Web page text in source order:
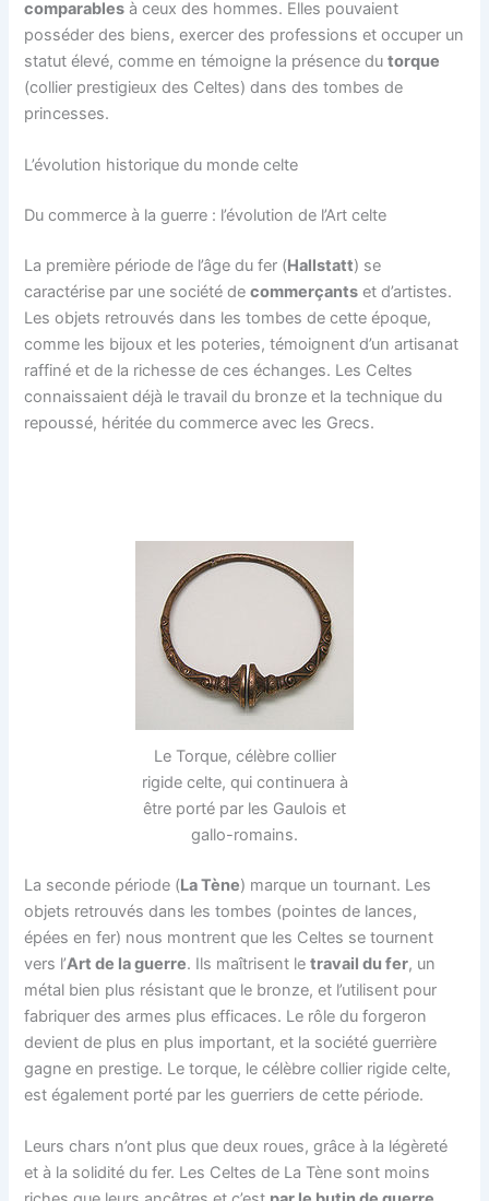
comparables à ceux des hommes. Elles pouvaient
posséder des biens, exercer des professions et occuper un
statut élevé, comme en témoigne la présence dutorque
(collier prestigieux des Celtes) dans des tombes de
princesses.
L’évolution historique du monde celte
Du commerce à la guerre : l’évolution de l’Art celte
La première période de l’âge du fer (Hallstatt) se
caractérise par une société decommerçants et d’artistes.
Les objets retrouvés dans les tombes de cette époque,
comme les bijoux et les poteries, témoignent d’un artisanat
raffiné et de la richesse de ces échanges. Les Celtes
connaissaient déjà le travail du bronze et la technique du
repoussé, héritée du commerce avec les Grecs.
Le Torque, célèbre collier
rigide celte, qui continuera à
être porté par les Gaulois et
gallo-romains.
La seconde période (La Tène) marque un tournant. Les
objets retrouvés dans les tombes (pointes de lances,
épées en fer) nous montrent que les Celtes se tournent
vers l’Art de la guerre. Ils maîtrisent letravail du fer, un
métal bien plus résistant que le bronze, et l’utilisent pour
fabriquer des armes plus efficaces. Le rôle du forgeron
devient de plus en plus important, et la société guerrière
gagne en prestige. Le torque, le célèbre collier rigide celte,
est également porté par les guerriers de cette période.
Leurs chars n’ont plus que deux roues, grâce à la légèreté
et à la solidité du fer. Les Celtes de La Tène sont moins